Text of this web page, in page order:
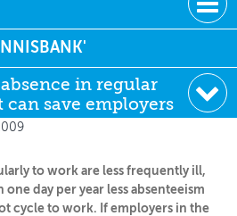
in regular
save employers
Tijdschriften
to work are less frequently ill,
day per year less absenteeism
cycle to work. If employers in the